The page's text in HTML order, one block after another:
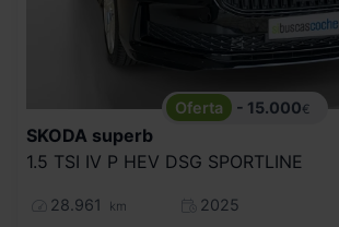
- 15.000€
SKODA superb
1.5 TSI IV P HEV DSG SPORTLINE
28.961 km
2025